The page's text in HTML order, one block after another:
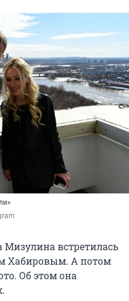
встретилась
Хабировым. А потом
Об этом она